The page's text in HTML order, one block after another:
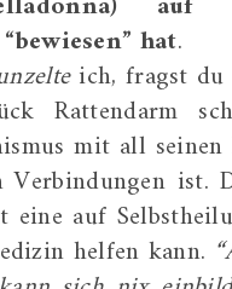
hat.
ich, fragst du
Rattendarm
mit all
Verbindungen ist.
eine auf
helfen kann.